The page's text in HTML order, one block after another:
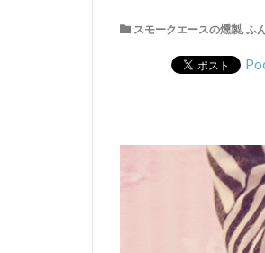
スモークエースの燻製, ふ